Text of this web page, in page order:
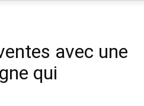
avec une
qui